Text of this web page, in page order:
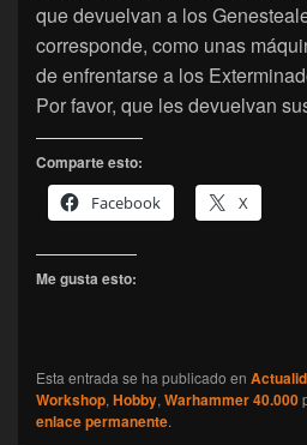
que devuelvan a los
corresponde, como unas
de enfrentarse a los
Por favor, que les devuelvan
Comparte esto:
Facebook
X
Me gusta esto:
Esta entrada se ha publicado en
Workshop, Hobby, Warhammer 40.000
enlace permanente.